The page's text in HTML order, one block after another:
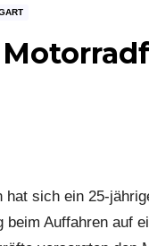
hat sich ein 25-
beim Auffahren auf